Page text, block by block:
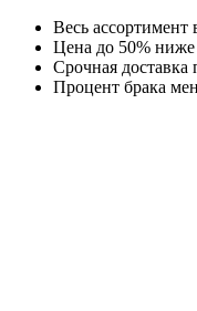
Перейти
содержимому
Весь ассортимент
Цена до 50% ниже
Срочная
Процент брака